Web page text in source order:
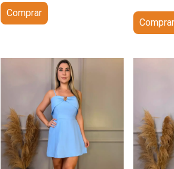
Comprar
Comprar